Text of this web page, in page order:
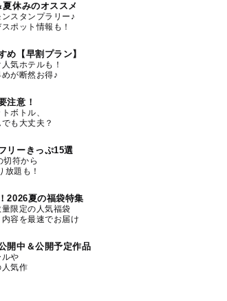
夏休みのオススメ
スタンプラリー♪
ポット情報も！
め【早割プラン】
気ホテルも！
が断然お得♪
注意！
ボトル、
も大丈夫？
リーきっぷ15選
切符から
放題も！
2026夏の福袋特集
限定の人気福袋
容を最速でお届け
開中＆公開予定作品
や
人気作